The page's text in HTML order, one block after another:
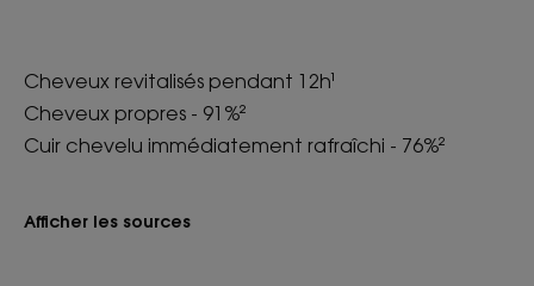
Cheveux revitalisés pendant 12h¹
Cheveux propres - 91%²
Cuir chevelu immédiatement rafraîchi - 76%²
Afficher les sources